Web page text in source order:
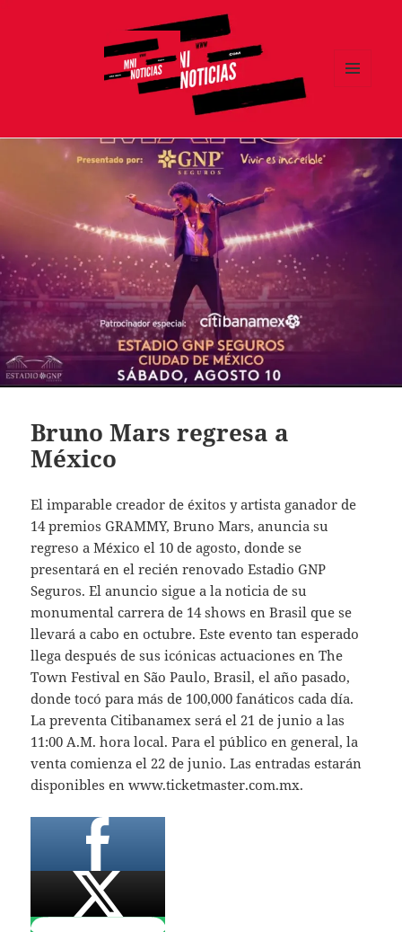
Bruno Mars regresa a
México
El imparable creador de éxitos y artista ganador de
14 premios GRAMMY, Bruno Mars, anuncia su
regreso a México el 10 de agosto, donde se
presentará en el recién renovado Estadio GNP
Seguros. El anuncio sigue a la noticia de su
monumental carrera de 14 shows en Brasil que se
llevará a cabo en octubre. Este evento tan esperado
llega después de sus icónicas actuaciones en The
Town Festival en São Paulo, Brasil, el año pasado,
donde tocó para más de 100,000 fanáticos cada día.
La preventa Citibanamex será el 21 de junio a las
11:00 A.M. hora local. Para el público en general, la
venta comienza el 22 de junio. Las entradas estarán
disponibles en www.ticketmaster.com.mx.